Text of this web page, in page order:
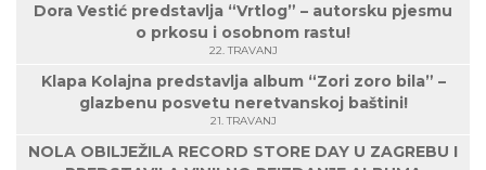
Dora Vestić predstavlja “Vrtlog” – autorsku pjesmu
o prkosu i osobnom rastu!
22. TRAVANJ
Klapa Kolajna predstavlja album “Zori zoro bila” –
glazbenu posvetu neretvanskoj baštini!
21. TRAVANJ
NOLA OBILJEŽILA RECORD STORE DAY U ZAGREBU I